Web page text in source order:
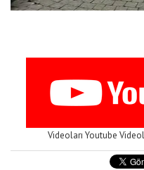
Videoları Youtube